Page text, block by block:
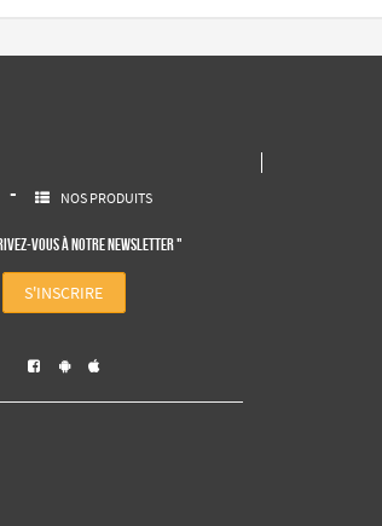
-  NOS PRODUITS
vous à notre NEWSLETTER "
S'INSCRIRE
  